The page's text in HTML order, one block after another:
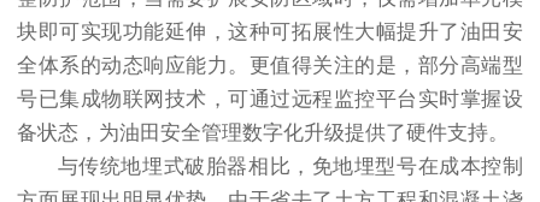
块即可实现功能延伸，这种可拓展性大幅提升了油田安
全体系的动态响应能力。更值得关注的是，部分高端型
号已集成物联网技术，可通过远程监控平台实时掌握设
备状态，为油田安全管理数字化升级提供了硬件支持。
与传统地埋式破胎器相比，免地埋型号在成本控制